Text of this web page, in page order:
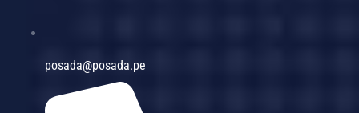
posada@posada.pe